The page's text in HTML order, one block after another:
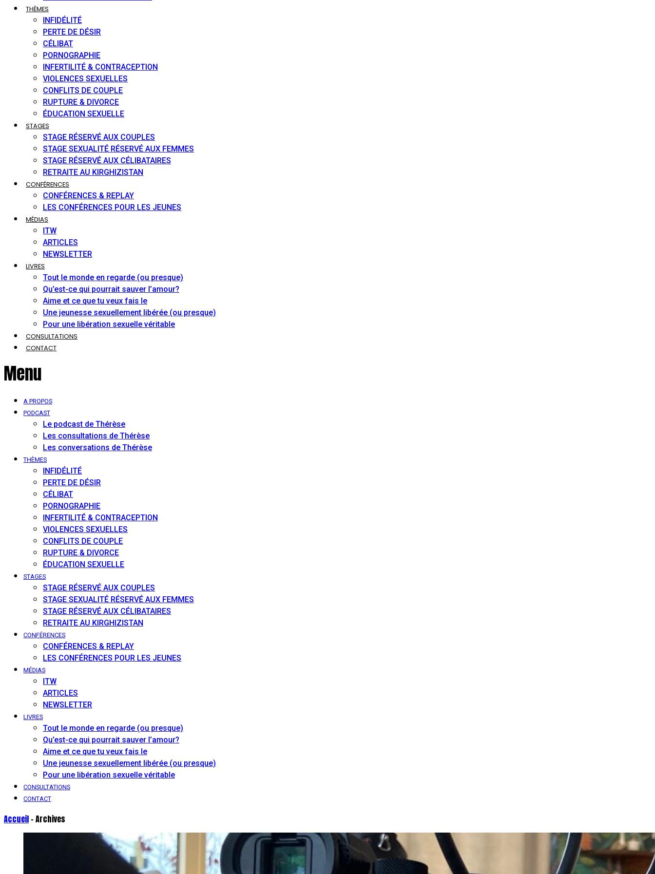
THÈMES
INFIDÉLITÉ
PERTE DE DÉSIR
CÉLIBAT
PORNOGRAPHIE
INFERTILITÉ & CONTRACEPTION
VIOLENCES SEXUELLES
CONFLITS DE COUPLE
RUPTURE & DIVORCE
ÉDUCATION SEXUELLE
STAGES
STAGE RÉSERVÉ AUX COUPLES
STAGE SEXUALITÉ RÉSERVÉ AUX FEMMES
STAGE RÉSERVÉ AUX CÉLIBATAIRES
RETRAITE AU KIRGHIZISTAN
CONFÉRENCES
CONFÉRENCES & REPLAY
LES CONFÉRENCES POUR LES JEUNES
MÉDIAS
ITW
ARTICLES
NEWSLETTER
LIVRES
Tout le monde en regarde (ou presque)
Qu’est-ce qui pourrait sauver l’amour?
Aime et ce que tu veux fais le
Une jeunesse sexuellement libérée (ou presque)
Pour une libération sexuelle véritable
CONSULTATIONS
CONTACT
Menu
A PROPOS
PODCAST
Le podcast de Thérèse
Les consultations de Thérèse
Les conversations de Thérèse
THÈMES
INFIDÉLITÉ
PERTE DE DÉSIR
CÉLIBAT
PORNOGRAPHIE
INFERTILITÉ & CONTRACEPTION
VIOLENCES SEXUELLES
CONFLITS DE COUPLE
RUPTURE & DIVORCE
ÉDUCATION SEXUELLE
STAGES
STAGE RÉSERVÉ AUX COUPLES
STAGE SEXUALITÉ RÉSERVÉ AUX FEMMES
STAGE RÉSERVÉ AUX CÉLIBATAIRES
RETRAITE AU KIRGHIZISTAN
CONFÉRENCES
CONFÉRENCES & REPLAY
LES CONFÉRENCES POUR LES JEUNES
MÉDIAS
ITW
ARTICLES
NEWSLETTER
LIVRES
Tout le monde en regarde (ou presque)
Qu’est-ce qui pourrait sauver l’amour?
Aime et ce que tu veux fais le
Une jeunesse sexuellement libérée (ou presque)
Pour une libération sexuelle véritable
CONSULTATIONS
CONTACT
Accueil - Archives